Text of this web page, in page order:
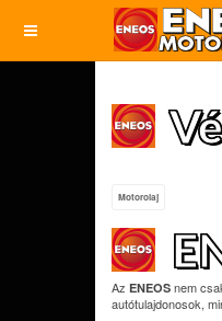
Motorolaj
Az ENEOS nem
autótulajdonosok,